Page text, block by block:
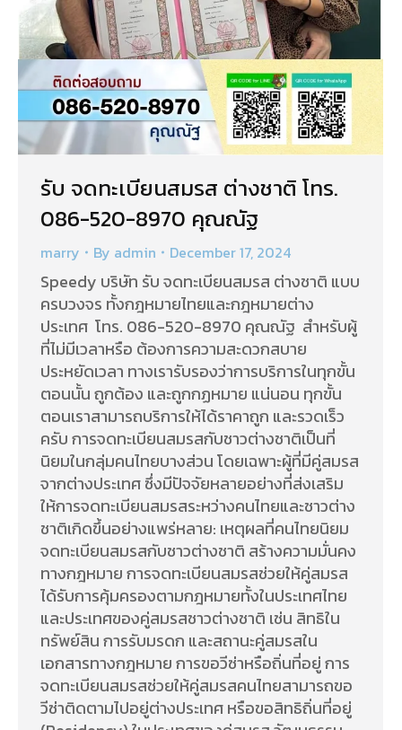
รับ จดทะเบียนสมรส ต่างชาติ โทร.
086-520-8970 คุณณัฐ
marry By admin December 17, 2024
Speedy บริษัท รับ จดทะเบียนสมรส ต่างชาติ แบบ
ครบวงจร ทั้งกฎหมายไทยและกฎหมายต่าง
ประเทศ โทร. 086-520-8970 คุณณัฐ สำหรับผู้
ที่ไม่มีเวลาหรือ ต้องการความสะดวกสบาย
ประหยัดเวลา ทางเรารับรองว่าการบริการในทุกขั้น
ตอนนั้น ถูกต้อง และถูกกฏหมาย แน่นอน ทุกขั้น
ตอนเราสามารถบริการให้ได้ราคาถูก และรวดเร็ว
ครับ การจดทะเบียนสมรสกับชาวต่างชาติเป็นที่
นิยมในกลุ่มคนไทยบางส่วน โดยเฉพาะผู้ที่มีคู่สมรส
จากต่างประเทศ ซึ่งมีปัจจัยหลายอย่างที่ส่งเสริม
ให้การจดทะเบียนสมรสระหว่างคนไทยและชาวต่าง
ชาติเกิดขึ้นอย่างแพร่หลาย: เหตุผลที่คนไทยนิยม
จดทะเบียนสมรสกับชาวต่างชาติ สร้างความมั่นคง
ทางกฎหมาย การจดทะเบียนสมรสช่วยให้คู่สมรส
ได้รับการคุ้มครองตามกฎหมายทั้งในประเทศไทย
และประเทศของคู่สมรสชาวต่างชาติ เช่น สิทธิใน
ทรัพย์สิน การรับมรดก และสถานะคู่สมรสใน
เอกสารทางกฎหมาย การขอวีซ่าหรือถิ่นที่อยู่ การ
จดทะเบียนสมรสช่วยให้คู่สมรสคนไทยสามารถขอ
วีซ่าติดตามไปอยู่ต่างประเทศ หรือขอสิทธิถิ่นที่อยู่